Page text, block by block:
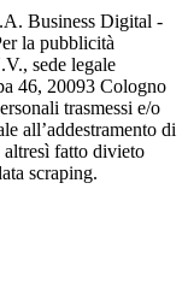
Business Digital -
la pubblicità
sede legale
46, 20093 Cologno
trasmessi e/o
all’addestramento di
fatto divieto
scraping.